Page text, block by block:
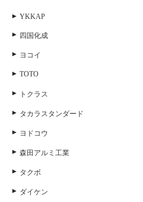
YKKAP
四国化成
ヨコイ
TOTO
トクラス
タカラスタンダード
ヨドコウ
森田アルミ工業
タクボ
ダイケン